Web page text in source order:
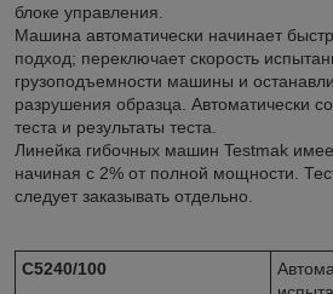
блоке управления.
Машина автоматически начинает
подход; переключает скорость
грузоподъемности машины и
разрушения образца. Автоматически
теста и результаты теста.
Линейка гибочных машин Testmak
начиная с 2% от полной мощности.
следует заказывать отдельно.
C5240/100